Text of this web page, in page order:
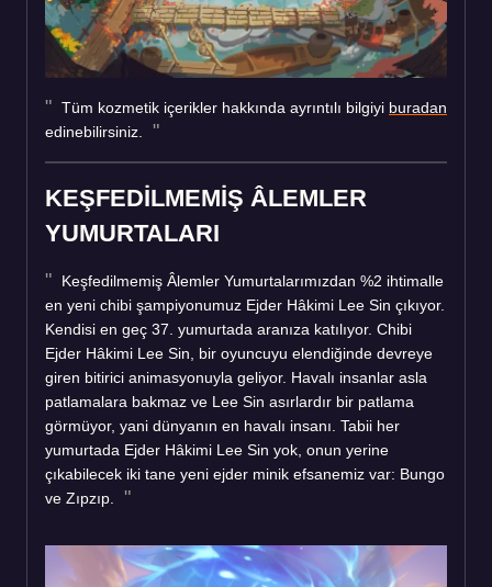
Tüm kozmetik içerikler hakkında ayrıntılı bilgiyi buradan
edinebilirsiniz.
KEŞFEDİLMEMİŞ ÂLEMLER
YUMURTALARI
Keşfedilmemiş Âlemler Yumurtalarımızdan %2 ihtimalle
en yeni chibi şampiyonumuz Ejder Hâkimi Lee Sin çıkıyor.
Kendisi en geç 37. yumurtada aranıza katılıyor. Chibi
Ejder Hâkimi Lee Sin, bir oyuncuyu elendiğinde devreye
giren bitirici animasyonuyla geliyor. Havalı insanlar asla
patlamalara bakmaz ve Lee Sin asırlardır bir patlama
görmüyor, yani dünyanın en havalı insanı. Tabii her
yumurtada Ejder Hâkimi Lee Sin yok, onun yerine
çıkabilecek iki tane yeni ejder minik efsanemiz var: Bungo
ve Zıpzıp.